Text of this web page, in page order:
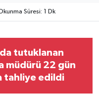
Süresi: 1 Dk
tutuklanan
müdürü 22 gün
tahliye edildi